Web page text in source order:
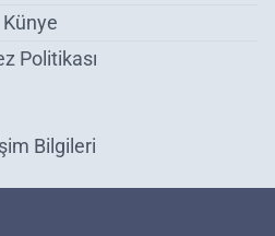
Künye
Politikası
Bilgileri